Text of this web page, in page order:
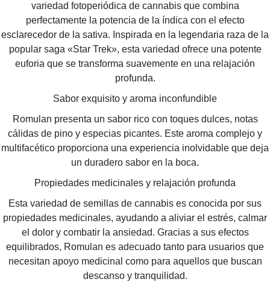
variedad fotoperiódica de cannabis que combina
perfectamente la potencia de la índica con el efecto
esclarecedor de la sativa. Inspirada en la legendaria raza de la
popular saga «Star Trek», esta variedad ofrece una potente
euforia que se transforma suavemente en una relajación
profunda.
Sabor exquisito y aroma inconfundible
Romulan presenta un sabor rico con toques dulces, notas
cálidas de pino y especias picantes. Este aroma complejo y
multifacético proporciona una experiencia inolvidable que deja
un duradero sabor en la boca.
Propiedades medicinales y relajación profunda
Esta variedad de semillas de cannabis es conocida por sus
propiedades medicinales, ayudando a aliviar el estrés, calmar
el dolor y combatir la ansiedad. Gracias a sus efectos
equilibrados, Romulan es adecuado tanto para usuarios que
necesitan apoyo medicinal como para aquellos que buscan
descanso y tranquilidad.